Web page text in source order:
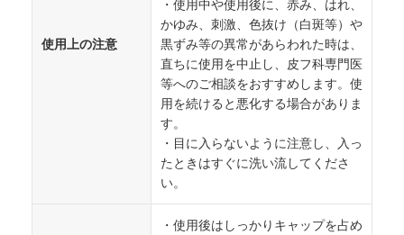
使用上の注意
・使用中や使用後に、赤み、はれ、
かゆみ、刺激、色抜け（白斑等）や
黒ずみ等の異常があらわれた時は、
直ちに使用を中止し、皮フ科専門医
等へのご相談をおすすめします。使
用を続けると悪化する場合がありま
す。
・目に入らないように注意し、入っ
たときはすぐに洗い流してくださ
い。
・使用後はしっかりキャップを占め